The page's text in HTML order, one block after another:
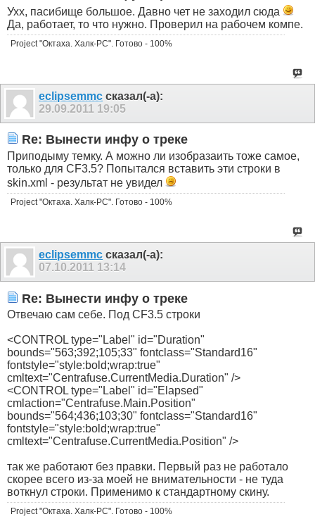
Ухх, пасибище большое. Давно чет не заходил сюда
Да, работает, то что нужно. Проверил на рабочем компе.
Project "Октаха. Халк-PC". Готово - 100%
eclipsemmc сказал(-а):
29.09.2011 19:05
Re: Вынести инфу о треке
Приподыму темку. А можно ли изобразаить тоже самое,
только для CF3.5? Попытался вставить эти строки в
skin.xml - результат не увидел
Project "Октаха. Халк-PC". Готово - 100%
eclipsemmc сказал(-а):
07.10.2011 13:14
Re: Вынести инфу о треке
Отвечаю сам себе. Под CF3.5 строки
<CONTROL type="Label" id="Duration"
bounds="563;392;105;33" fontclass="Standard16"
fontstyle="style:bold;wrap:true"
cmltext="Centrafuse.CurrentMedia.Duration" />
<CONTROL type="Label" id="Elapsed"
cmlaction="Centrafuse.Main.Position"
bounds="564;436;103;30" fontclass="Standard16"
fontstyle="style:bold;wrap:true"
cmltext="Centrafuse.CurrentMedia.Position" />
так же работают без правки. Первый раз не работало
скорее всего из-за моей не внимательности - не туда
воткнул строки. Применимо к стандартному скину.
Project "Октаха. Халк-PC". Готово - 100%